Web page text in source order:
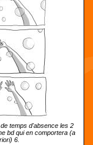
temps d'absence les 2
bd qui en comportera (a
6.